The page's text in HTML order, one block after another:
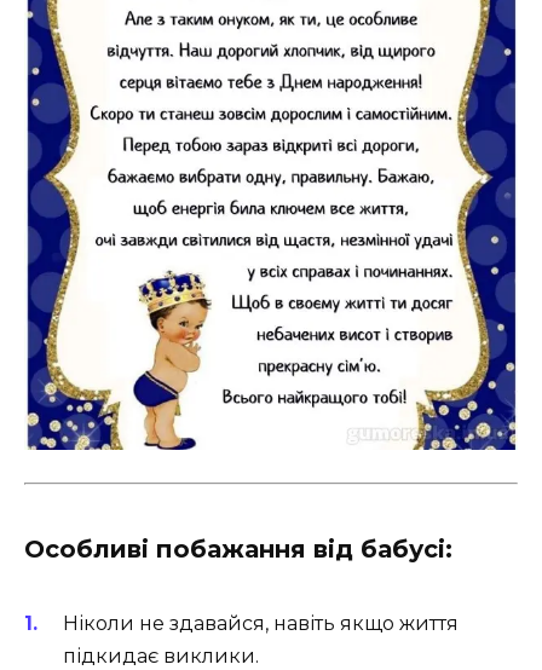
Особливі побажання від бабусі:
Ніколи не здавайся, навіть якщо життя
підкидає виклики.